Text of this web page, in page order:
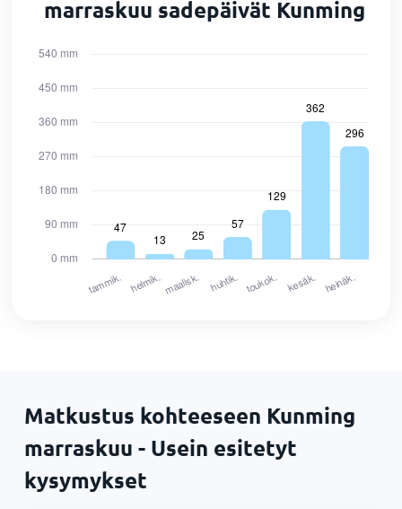
marraskuu sadepäivät Kunming
Matkustus kohteeseen Kunming
marraskuu - Usein esitetyt
kysymykset